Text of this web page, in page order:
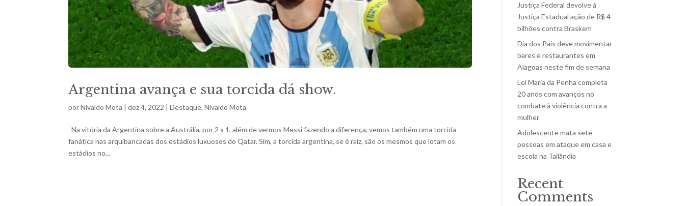
Argentina avança e sua torcida dá show.
porNivaldo Mota |dez 4, 2022 |Destaque,Nivaldo Mota
Na vitória da Argentina sobre a Austrália, por 2 x 1, além de vermos Messi fazendo a diferença, vemos também uma torcida
fanática nas arquibancadas dos estádios luxuosos do Qatar. Sim, a torcida argentina, se é raiz, são os mesmos que lotam os
estádios no...
Justiça Federal devolve à
Justiça Estadual ação de R$ 4
bilhões contra Braskem
Dia dos Pais deve movimentar
bares e restaurantes em
Alagoas neste fim de semana
Lei Maria da Penha completa
20 anos com avanços no
combate à violência contra a
mulher
Adolescente mata sete
pessoas em ataque em casa e
escola na Tailândia
Recent
Comments